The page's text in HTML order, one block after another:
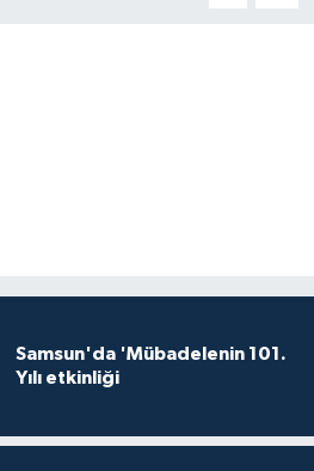
Samsun'da 'Mübadelenin 101.
Yılı etkinliği